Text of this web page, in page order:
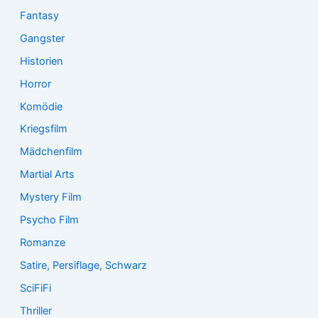
Fantasy
Gangster
Historien
Horror
Komödie
Kriegsfilm
Mädchenfilm
Martial Arts
Mystery Film
Psycho Film
Romanze
Satire, Persiflage, Schwarz
SciFiFi
Thriller